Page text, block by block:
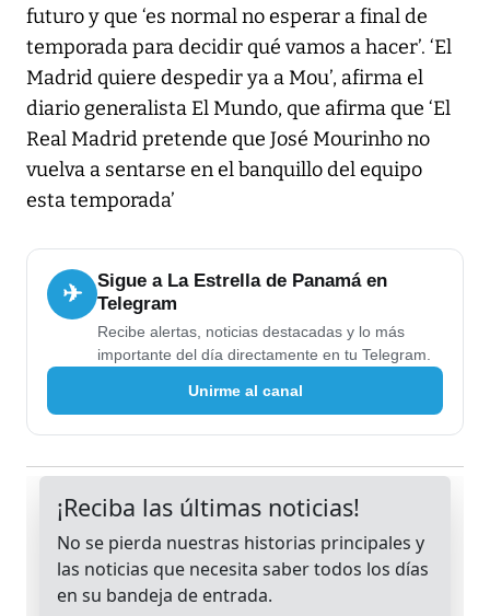
futuro y que ‘es normal no esperar a final de
temporada para decidir qué vamos a hacer’. ‘El
Madrid quiere despedir ya a Mou’, afirma el
diario generalista El Mundo, que afirma que ‘El
Real Madrid pretende que José Mourinho no
vuelva a sentarse en el banquillo del equipo
esta temporada’
✈
Sigue a La Estrella de Panamá en
Telegram
Recibe alertas, noticias destacadas y lo más
importante del día directamente en tu Telegram.
Unirme al canal